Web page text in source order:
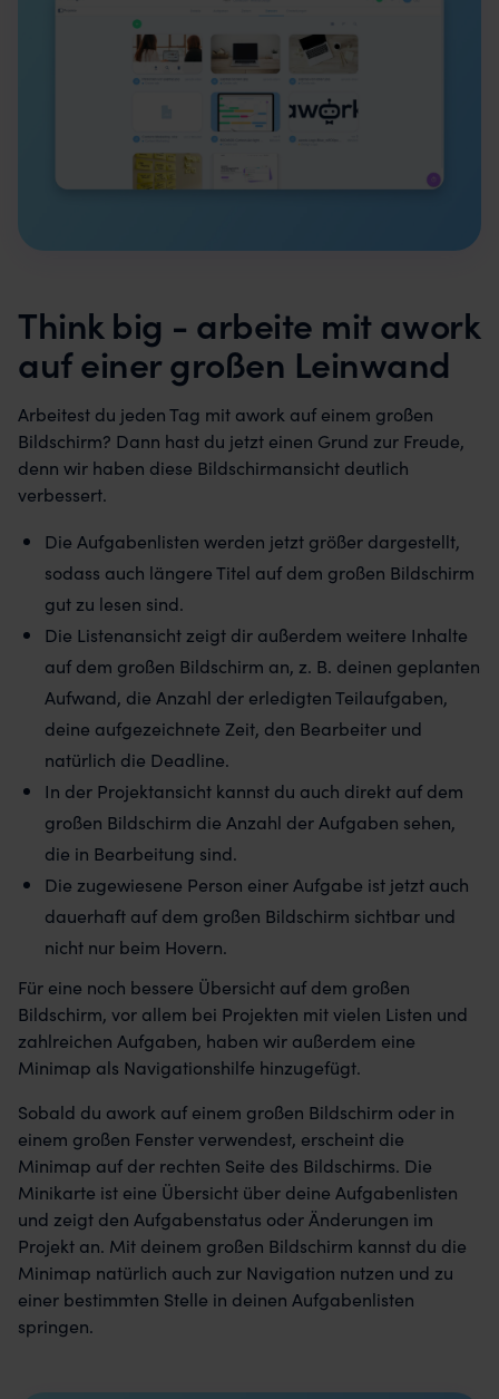
Think big - arbeite mit awork
auf einer großen Leinwand
Arbeitest du jeden Tag mit awork auf einem großen
Bildschirm? Dann hast du jetzt einen Grund zur Freude,
denn wir haben diese Bildschirmansicht deutlich
verbessert.
Die Aufgabenlisten werden jetzt größer dargestellt,
sodass auch längere Titel auf dem großen Bildschirm
gut zu lesen sind.
Die Listenansicht zeigt dir außerdem weitere Inhalte
auf dem großen Bildschirm an, z. B. deinen geplanten
Aufwand, die Anzahl der erledigten Teilaufgaben,
deine aufgezeichnete Zeit, den Bearbeiter und
natürlich die Deadline.
In der Projektansicht kannst du auch direkt auf dem
großen Bildschirm die Anzahl der Aufgaben sehen,
die in Bearbeitung sind.
Die zugewiesene Person einer Aufgabe ist jetzt auch
dauerhaft auf dem großen Bildschirm sichtbar und
nicht nur beim Hovern.
Für eine noch bessere Übersicht auf dem großen
Bildschirm, vor allem bei Projekten mit vielen Listen und
zahlreichen Aufgaben, haben wir außerdem eine
Minimap als Navigationshilfe hinzugefügt.
Sobald du awork auf einem großen Bildschirm oder in
einem großen Fenster verwendest, erscheint die
Minimap auf der rechten Seite des Bildschirms. Die
Minikarte ist eine Übersicht über deine Aufgabenlisten
und zeigt den Aufgabenstatus oder Änderungen im
Projekt an. Mit deinem großen Bildschirm kannst du die
Minimap natürlich auch zur Navigation nutzen und zu
einer bestimmten Stelle in deinen Aufgabenlisten
springen.